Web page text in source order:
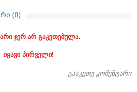
(0)
ჯერ არ გაკეთებულა.
იყავი პირველი!
გააკეთე კომენტარი